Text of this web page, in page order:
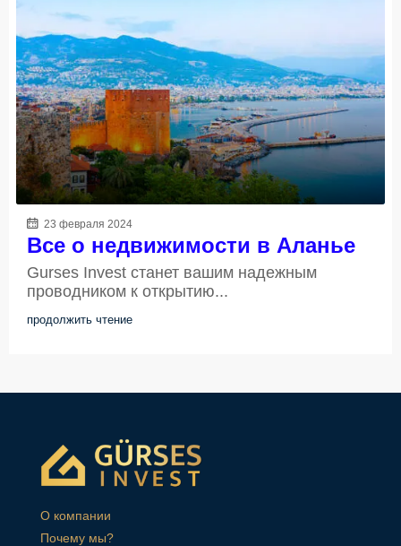
23 февраля 2024
Все о недвижимости в Аланье
Gurses Invest станет вашим надежным
проводником к открытию...
продолжить чтение
О компании
Почему мы?